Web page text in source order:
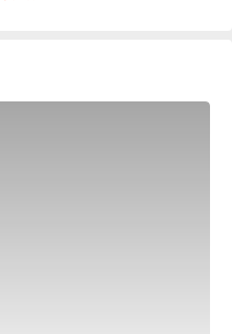
時鐘酒店 優惠資訊立刻查